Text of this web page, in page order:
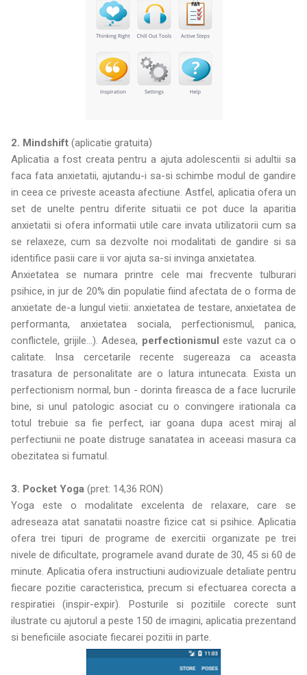
2. Mindshift (aplicatie gratuita)
Aplicatia a fost creata pentru a ajuta adolescentii si adultii sa
faca fata anxietatii, ajutandu-i sa-si schimbe modul de gandire
in ceea ce priveste aceasta afectiune. Astfel, aplicatia ofera un
set de unelte pentru diferite situatii ce pot duce la aparitia
anxietatii si ofera informatii utile care invata utilizatorii cum sa
se relaxeze, cum sa dezvolte noi modalitati de gandire si sa
identifice pasii care ii vor ajuta sa-si invinga anxietatea.
Anxietatea se numara printre cele mai frecvente tulburari
psihice, in jur de 20% din populatie fiind afectata de o forma de
anxietate de-a lungul vietii: anxietatea de testare, anxietatea de
performanta, anxietatea sociala, perfectionismul, panica,
conflictele, grijile...). Adesea, perfectionismul este vazut ca o
calitate. Insa cercetarile recente sugereaza ca aceasta
trasatura de personalitate are o latura intunecata. Exista un
perfectionism normal, bun - dorinta fireasca de a face lucrurile
bine, si unul patologic asociat cu o convingere irationala ca
totul trebuie sa fie perfect, iar goana dupa acest miraj al
perfectiunii ne poate distruge sanatatea in aceeasi masura ca
obezitatea si fumatul.
3. Pocket Yoga (pret: 14,36 RON)
Yoga este o modalitate excelenta de relaxare, care se
adreseaza atat sanatatii noastre fizice cat si psihice. Aplicatia
ofera trei tipuri de programe de exercitii organizate pe trei
nivele de dificultate, programele avand durate de 30, 45 si 60 de
minute. Aplicatia ofera instructiuni audiovizuale detaliate pentru
fiecare pozitie caracteristica, precum si efectuarea corecta a
respiratiei (inspir-expir). Posturile si pozitiile corecte sunt
ilustrate cu ajutorul a peste 150 de imagini, aplicatia prezentand
si beneficiile asociate fiecarei pozitii in parte.